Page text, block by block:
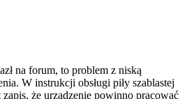
na forum, to problem z niską
W instrukcji obsługi piły szablastej
zapis, że urządzenie powinno pracować